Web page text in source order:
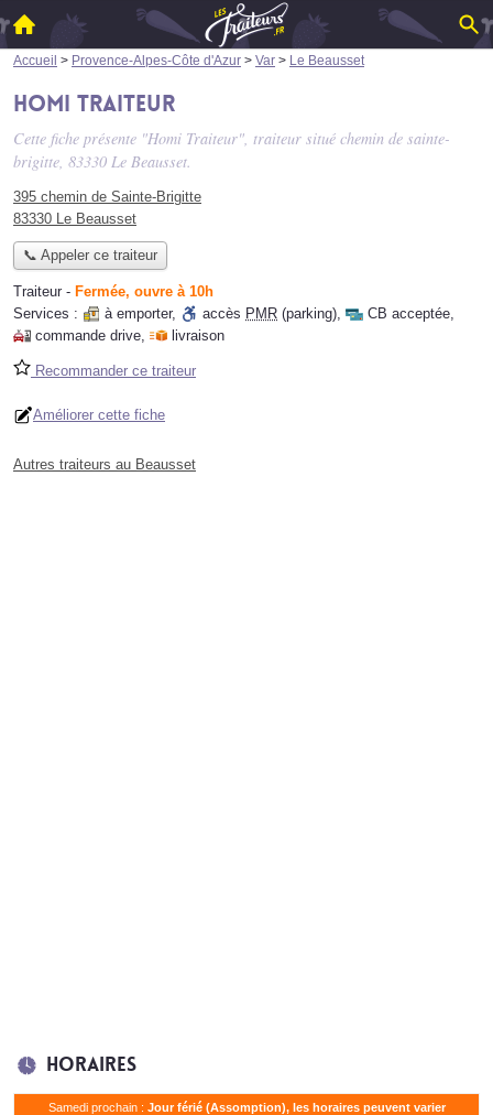
Accueil > Provence-Alpes-Côte d'Azur > Var > Le Beausset
Homi Traiteur
Cette fiche présente "Homi Traiteur", traiteur situé chemin de sainte-
brigitte, 83330 Le Beausset.
395 chemin de Sainte-Brigitte
83330 Le Beausset
📞 Appeler ce traiteur
Traiteur - Fermée, ouvre à 10h
Services :
à emporter, accès PMR (parking), CB acceptée,
commande drive, livraison
Recommander ce traiteur
Améliorer cette fiche
Autres traiteurs au Beausset
Horaires
Samedi prochain : Jour férié (Assomption), les horaires peuvent varier